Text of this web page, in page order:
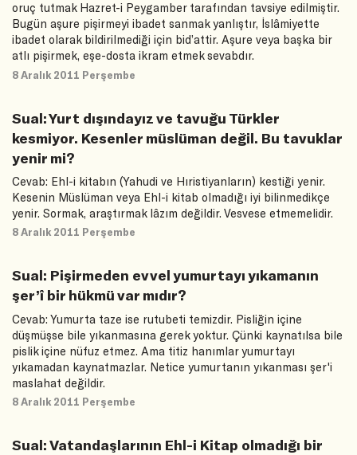
oruç tutmak Hazret-i Peygamber tarafından tavsiye edilmiştir.
Bugün aşure pişirmeyi ibadet sanmak yanlıştır, İslâmiyette
ibadet olarak bildirilmediği için bid’attir. Aşure veya başka bir
atlı pişirmek, eşe-dosta ikram etmek sevabdır.
8 Aralık 2011 Perşembe
Sual: Yurt dışındayız ve tavuğu Türkler
kesmiyor. Kesenler müslüman değil. Bu tavuklar
yenir mi?
Cevab: Ehl-i kitabın (Yahudi ve Hıristiyanların) kestiği yenir.
Kesenin Müslüman veya Ehl-i kitab olmadığı iyi bilinmedikçe
yenir. Sormak, araştırmak lâzım değildir. Vesvese etmemelidir.
8 Aralık 2011 Perşembe
Sual: Pişirmeden evvel yumurtayı yıkamanın
şer’î bir hükmü var mıdır?
Cevab: Yumurta taze ise rutubeti temizdir. Pisliğin içine
düşmüşse bile yıkanmasına gerek yoktur. Çünki kaynatılsa bile
pislik içine nüfuz etmez. Ama titiz hanımlar yumurtayı
yıkamadan kaynatmazlar. Netice yumurtanın yıkanması şer'i
maslahat değildir.
8 Aralık 2011 Perşembe
Sual: Vatandaşlarının Ehl-i Kitap olmadığı bir